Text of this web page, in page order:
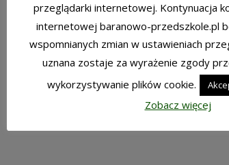
przeglądarki internetowej. Kontynuacja
internetowej baranowo-przedszkole.pl
wspomnianych zmian w ustawieniach
uznana zostaje za wyrażenie zgody
wykorzystywanie plików cookie.
Zobacz więcej